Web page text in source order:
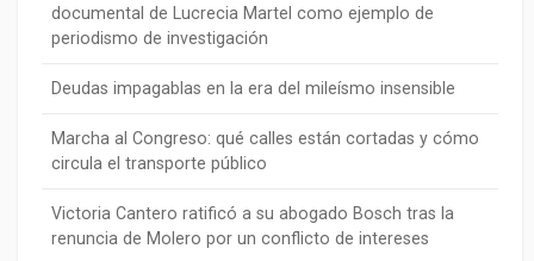
documental de Lucrecia Martel como ejemplo de
periodismo de investigación
Deudas impagablas en la era del mileísmo insensible
Marcha al Congreso: qué calles están cortadas y cómo
circula el transporte público
Victoria Cantero ratificó a su abogado Bosch tras la
renuncia de Molero por un conflicto de intereses